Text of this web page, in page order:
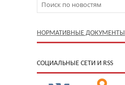
НОРМАТИВНЫЕ ДОКУМЕНТЫ
CОЦИАЛЬНЫЕ СЕТИ И RSS